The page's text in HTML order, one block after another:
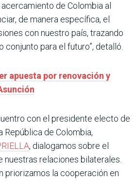
de Colombia al
de manera específica, el
con nuestro país, trazando
conjunto para el futuro”, detalló.
apuesta por renovación y
con el presidente electo de
República de Colombia,
, dialogamos sobre el
relaciones bilaterales.
priorizamos la cooperación en